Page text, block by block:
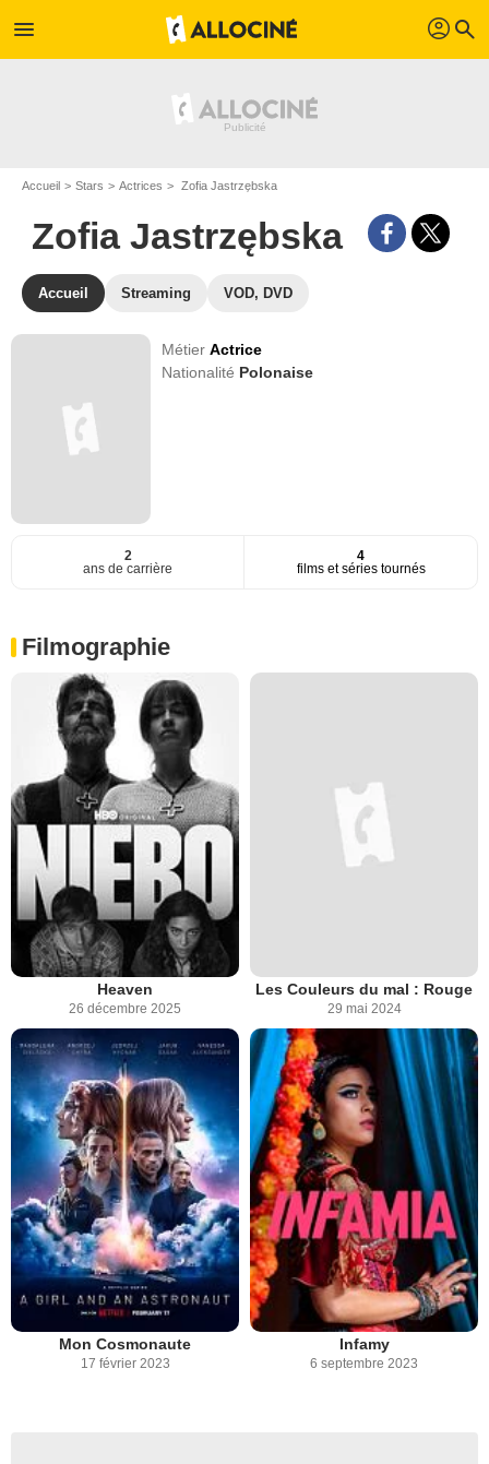
menu profil search
Accueil Stars Actrices Zofia Jastrzębska
Zofia Jastrzębska
Accueil Streaming VOD, DVD
MétierActrice
Nationalité Polonaise
2
ans de carrière
4
films et séries tournés
Filmographie
Heaven
26 décembre 2025
Les Couleurs du mal : Rouge
29 mai 2024
Mon Cosmonaute
17 février 2023
Infamy
6 septembre 2023